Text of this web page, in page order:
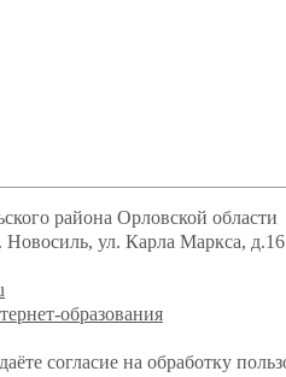
района Орловской области
Новосиль, ул. Карла Маркса, д.16
образования
согласие на обработку